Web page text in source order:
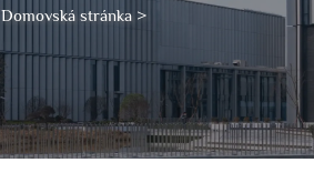
Domovská stránka >